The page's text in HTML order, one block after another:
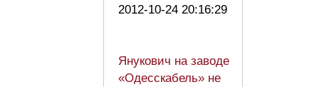
2012-10-24 20:16:29
Янукович на заводе
«Одесскабель» не